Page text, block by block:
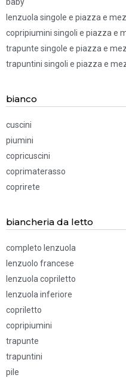
baby
lenzuola singole e piazza e
copripiumini singoli e piazza e
trapunte singole e piazza e
trapuntini singoli e piazza e
bianco
cuscini
piumini
copricuscini
coprimaterasso
coprirete
biancheria da letto
completo lenzuola
lenzuolo francese
lenzuola copriletto
lenzuola inferiore
copriletto
copripiumini
trapunte
trapuntini
pile